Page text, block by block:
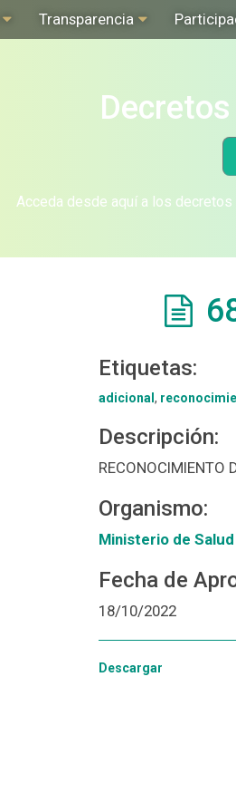
Transparencia
Acceda desde aquí a los
Etiquetas:
adicional ,
Descripción:
RECONOCIMIENTO
Organismo:
Ministerio de Salud
Fecha de
18/10/2022
Descargar